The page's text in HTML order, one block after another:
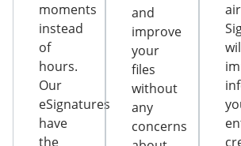
moments
instead
of
hours.
Our
eSignatures
have
the
and
improve
your
files
without
any
concerns